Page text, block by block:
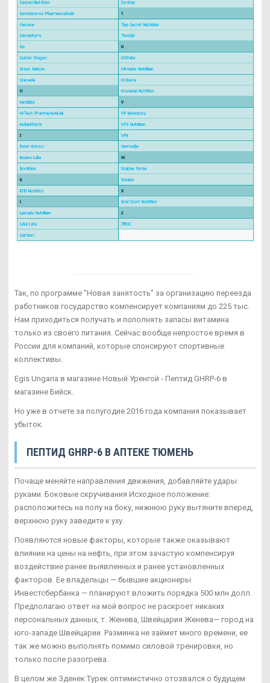
Так, по программе "Новая занятость" за организацию переезда
работников государство компенсирует компаниям до 225 тыс.
Нам приходиться получать и пополнять запасы витамина
только из своего питания. Сейчас вообще непростое время в
России для компаний, которые спонсируют спортивные
коллективы.
Egis Ungaria в магазине Новый Уренгой - Пептид GHRP-6 в
магазине Бийск.
Но уже в отчете за полугодие 2016 года компания показывает
убыток.
ПЕПТИД GHRP-6 В АПТЕКЕ ТЮМЕНЬ
Почаще меняйте направления движения, добавляйте удары
руками. Боковые скручивания Исходное положение:
расположитесь на полу на боку, нижнюю руку вытяните вперед,
верхнюю руку заведите к уху.
Появляются новые факторы, которые также оказывают
влияние на цены на нефть, при этом зачастую компенсируя
воздействие ранее выявленных и ранее установленных
факторов. Ее владельцы — бывшие акционеры
Инвестсбербанка — планируют вложить порядка 500 млн долл.
Предполагаю ответ на мой вопрос не раскроет никаких
персональных данных, т. Женева, Швейцария Женева— город на
юго-западе Швейцарии. Разминка не займет много времени, ее
так же можно выполнять помимо силовой тренировки, но
только после разогрева.
В целом же Зденек Турек оптимистично отозвался о будущем